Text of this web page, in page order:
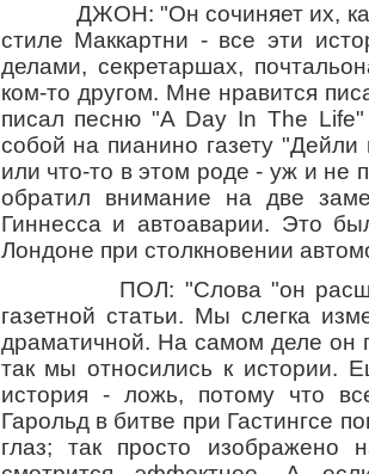
ДЖОН: "Он сочиняет их, как
стиле Маккартни - все эти
делами, секретаршах,
ком-то другом. Мне нравится
писал песню "A Day In The
собой на пианино газету
или что-то в этом роде - уж и не
обратил внимание на две
Гиннесса и автоаварии. Это
Лондоне при столкновении
ПОЛ: "Слова "он расшиб
газетной статьи. Мы слегка
драматичной. На самом деле он
так мы относились к истории.
история - ложь, потому что
Гарольд в битве при Гастингсе
глаз; так просто